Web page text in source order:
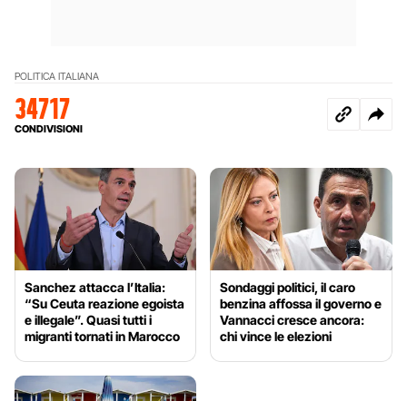
POLITICA ITALIANA
34717
CONDIVISIONI
Sanchez attacca l’Italia:
“Su Ceuta reazione egoista
e illegale”. Quasi tutti i
migranti tornati in Marocco
Sondaggi politici, il caro
benzina affossa il governo e
Vannacci cresce ancora:
chi vince le elezioni